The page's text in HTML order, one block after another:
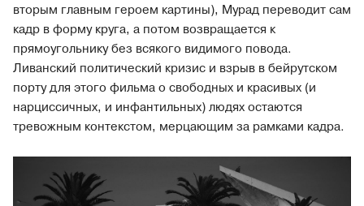
вторым главным героем картины), Мурад переводит сам
кадр в форму круга, а потом возвращается к
прямоугольнику без всякого видимого повода.
Ливанский политический кризис и взрыв в бейрутском
порту для этого фильма о свободных и красивых (и
нарциссичных, и инфантильных) людях остаются
тревожным контекстом, мерцающим за рамками кадра.